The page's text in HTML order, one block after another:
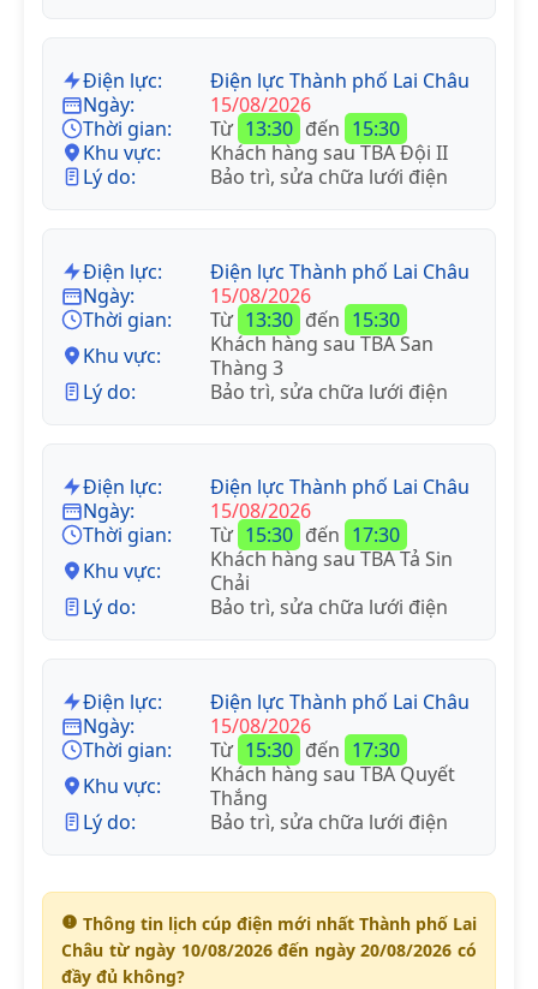
Điện lực:
Điện lực Thành phố Lai Châu
Ngày:
15/08/2026
Thời gian:
Từ 13:30 đến 15:30
Khu vực:
Khách hàng sau TBA Đội II
Lý do:
Bảo trì, sửa chữa lưới điện
Điện lực:
Điện lực Thành phố Lai Châu
Ngày:
15/08/2026
Thời gian:
Từ 13:30 đến 15:30
Khu vực:
Khách hàng sau TBA San
Thàng 3
Lý do:
Bảo trì, sửa chữa lưới điện
Điện lực:
Điện lực Thành phố Lai Châu
Ngày:
15/08/2026
Thời gian:
Từ 15:30 đến 17:30
Khu vực:
Khách hàng sau TBA Tả Sin
Chải
Lý do:
Bảo trì, sửa chữa lưới điện
Điện lực:
Điện lực Thành phố Lai Châu
Ngày:
15/08/2026
Thời gian:
Từ 15:30 đến 17:30
Khu vực:
Khách hàng sau TBA Quyết
Thắng
Lý do:
Bảo trì, sửa chữa lưới điện
Thông tin lịch cúp điện mới nhất Thành phố Lai
Châu từ ngày 10/08/2026 đến ngày 20/08/2026 có
đầy đủ không?